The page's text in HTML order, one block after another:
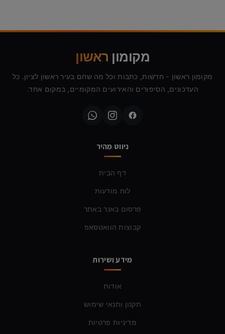
מקומון ראשון
מקומון ראשון - חדשות, כתבות וכל מה שחם בעיר ראשון לציון. כל
העדכונים, הסיפורים והאירועים המקומיים, במקום אחד.
ניווט מהיר
דף הבית
לוח מודעות
פרסום באנר באתר
קבוצות הוואטסאפ
מידע ושירות
אודות
תקנון ותנאי שימוש
מדיניות פרטיות